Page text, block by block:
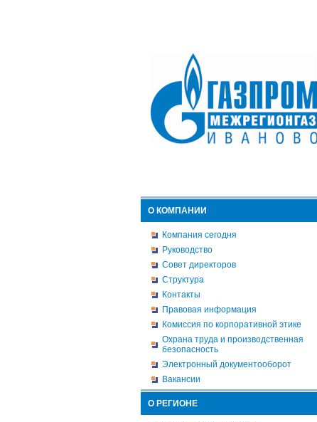
О КОМПАНИИ
Компания сегодня
Руководство
Совет директоров
Структура
Контакты
Правовая информация
Комиссия по корпоративной этике
Охрана труда и производственная
безопасность
Электронный документооборот
Вакансии
О РЕГИОНЕ